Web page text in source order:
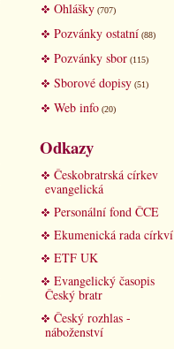
Ohlášky (707)
Pozvánky ostatní (88)
Pozvánky sbor (115)
Sborové dopisy (51)
Web info (20)
Odkazy
Českobratrská církev
evangelická
Personální fond ČCE
Ekumenická rada církví
ETF UK
Evangelický časopis
Český bratr
Český rozhlas -
náboženství